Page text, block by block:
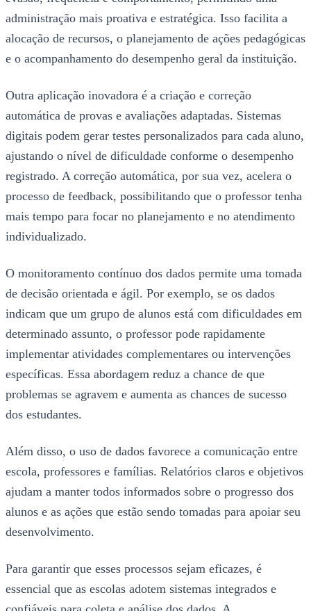
administração mais proativa e estratégica. Isso facilita a
alocação de recursos, o planejamento de ações pedagógicas
e o acompanhamento do desempenho geral da instituição.
Outra aplicação inovadora é a criação e correção
automática de provas e avaliações adaptadas. Sistemas
digitais podem gerar testes personalizados para cada aluno,
ajustando o nível de dificuldade conforme o desempenho
registrado. A correção automática, por sua vez, acelera o
processo de feedback, possibilitando que o professor tenha
mais tempo para focar no planejamento e no atendimento
individualizado.
O monitoramento contínuo dos dados permite uma tomada
de decisão orientada e ágil. Por exemplo, se os dados
indicam que um grupo de alunos está com dificuldades em
determinado assunto, o professor pode rapidamente
implementar atividades complementares ou intervenções
específicas. Essa abordagem reduz a chance de que
problemas se agravem e aumenta as chances de sucesso
dos estudantes.
Além disso, o uso de dados favorece a comunicação entre
escola, professores e famílias. Relatórios claros e objetivos
ajudam a manter todos informados sobre o progresso dos
alunos e as ações que estão sendo tomadas para apoiar seu
desenvolvimento.
Para garantir que esses processos sejam eficazes, é
essencial que as escolas adotem sistemas integrados e